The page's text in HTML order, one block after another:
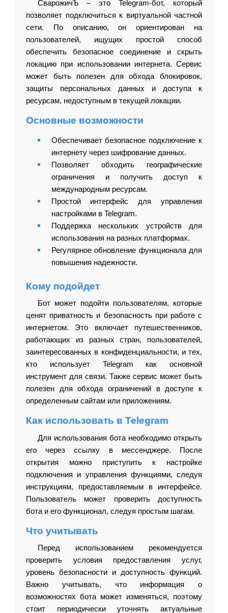
СварожичЪ – это Telegram-бот, который
позволяет подключиться к виртуальной частной
сети. По описанию, он ориентирован на
пользователей, ищущих простой способ
обеспечить безопасное соединение и скрыть
локацию при использовании интернета. Сервис
может быть полезен для обхода блокировок,
защиты персональных данных и доступа к
ресурсам, недоступным в текущей локации.
Основные возможности
Обеспечивает безопасное подключение к
интернету через шифрование данных.
Позволяет обходить географические
ограничения и получить доступ к
международным ресурсам.
Простой интерфейс для управления
настройками в Telegram.
Поддержка нескольких устройств для
использования на разных платформах.
Регулярное обновление функционала для
повышения надежности.
Кому подойдет
Бот может подойти пользователям, которые
ценят приватность и безопасность при работе с
интернетом. Это включает путешественников,
работающих из разных стран, пользователей,
заинтересованных в конфиденциальности, и тех,
кто использует Telegram как основной
инструмент для связи. Также сервис может быть
полезен для обхода ограничений в доступе к
определенным сайтам или приложениям.
Как использовать в Telegram
Для использования бота необходимо открыть
его через ссылку в мессенджере. После
открытия можно приступить к настройке
подключения и управления функциями, следуя
инструкциям, предоставляемым в интерфейсе.
Пользователь может проверить доступность
бота и его функционал, следуя простым шагам.
Что учитывать
Перед использованием рекомендуется
проверить условия предоставления услуг,
уровень безопасности и доступность функций.
Важно учитывать, что информация о
возможностях бота может изменяться, поэтому
стоит периодически уточнять актуальные